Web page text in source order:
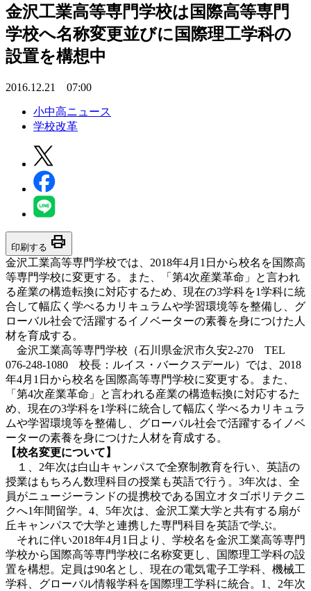
金沢工業高等専門学校は国際高等専門
学校へ名称変更並びに国際理工学科の
設置を構想中
2016.12.21 07:00
小中高ニュース
学校改革
印刷する print
金沢工業高等専門学校では、2018年4月1日から校名を国際高
等専門学校に変更する。また、「第4次産業革命」と言われ
る産業の構造転換に対応するため、現在の3学科を1学科に統
合して幅広く学べるカリキュラムや学習環境等を整備し、グ
ローバル社会で活躍するイノベーターの素養を身につけた人
材を育成する。
金沢工業高等専門学校（石川県金沢市久安2-270 TEL
076-248-1080 校長：ルイス・バークスデール）では、2018
年4月1日から校名を国際高等専門学校に変更する。また、
「第4次産業革命」と言われる産業の構造転換に対応するた
め、現在の3学科を1学科に統合して幅広く学べるカリキュラ
ムや学習環境等を整備し、グローバル社会で活躍するイノベ
ーターの素養を身につけた人材を育成する。
【校名変更について】
１、2年次は白山キャンパスで全寮制教育を行い、英語の
授業はもちろん数理科目の授業も英語で行う。3年次は、全
員がニュージーランドの提携校である国立オタゴポリテクニ
クへ1年間留学。4、5年次は、金沢工業大学と共有する扇が
丘キャンパスで大学と連携した専門科目を英語で学ぶ。
それに伴い2018年4月1日より、学校名を金沢工業高等専門
学校から国際高等専門学校に名称変更し、国際理工学科の設
置を構想。定員は90名とし、現在の電気電子工学科、機械工
学科、グローバル情報学科を国際理工学科に統合。1、2年次